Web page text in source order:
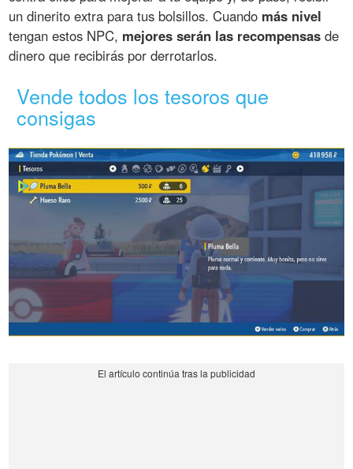
un dinerito extra para tus bolsillos. Cuando más nivel
tengan estos NPC, mejores serán las recompensas de
dinero que recibirás por derrotarlos.
Vende todos los tesoros que
consigas